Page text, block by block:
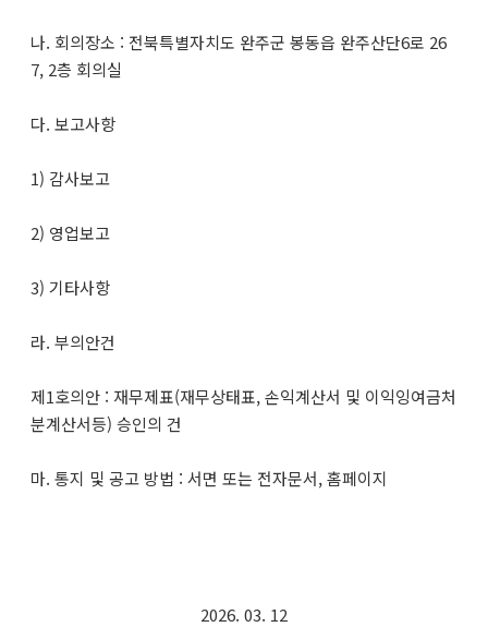
나. 회의장소 : 전북특별자치도 완주군 봉동읍 완주산단6로 26
7, 2층 회의실
다. 보고사항
1) 감사보고
2) 영업보고
3) 기타사항
라. 부의안건
제1호의안 : 재무제표(재무상태표, 손익계산서 및 이익잉여금처
분계산서등) 승인의 건
마. 통지 및 공고 방법 : 서면 또는 전자문서, 홈페이지
2026. 03. 12